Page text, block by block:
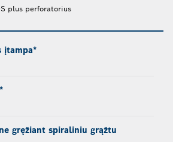
plus perforatorius
įtampa*
gręžiant spiraliniu grąžtu